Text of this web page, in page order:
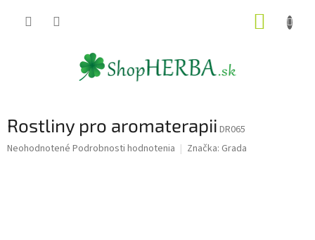
Rostliny pro aromaterapii DR065
Priemerné
Neohodnotené Podrobnosti hodnotenia Značka: Grada